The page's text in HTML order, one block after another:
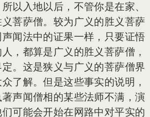
以入地以后，不管你是在家、
菩萨僧。较为广义的胜义菩萨
闻法中的证果一样，只要证悟
，都算是广义的胜义菩萨僧，
。这是狭义与广义的菩萨僧界
了解。但是这些事实的说明，
声闻僧相的某些法师不满，演
可能会开始在网路中对平实的